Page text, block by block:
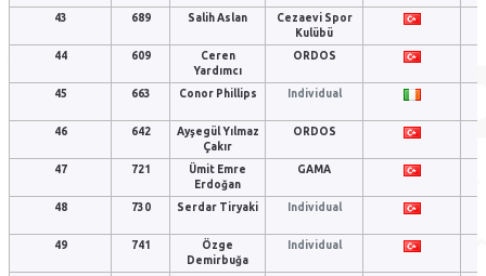
43
689 Salih Aslan
Cezaevi Spor
Kulübü
44
609
Ceren
Yardımcı
ORDOS
45 663 Conor Phillips Individual
46 642
Ayşegül Yılmaz
Çakır
ORDOS
47 721
Ümit Emre
Erdoğan
GAMA
48 730 Serdar Tiryaki Individual
49 741
Özge
Demirbuğa
Individual